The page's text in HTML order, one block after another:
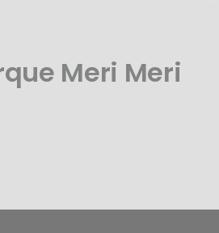
Meri Meri